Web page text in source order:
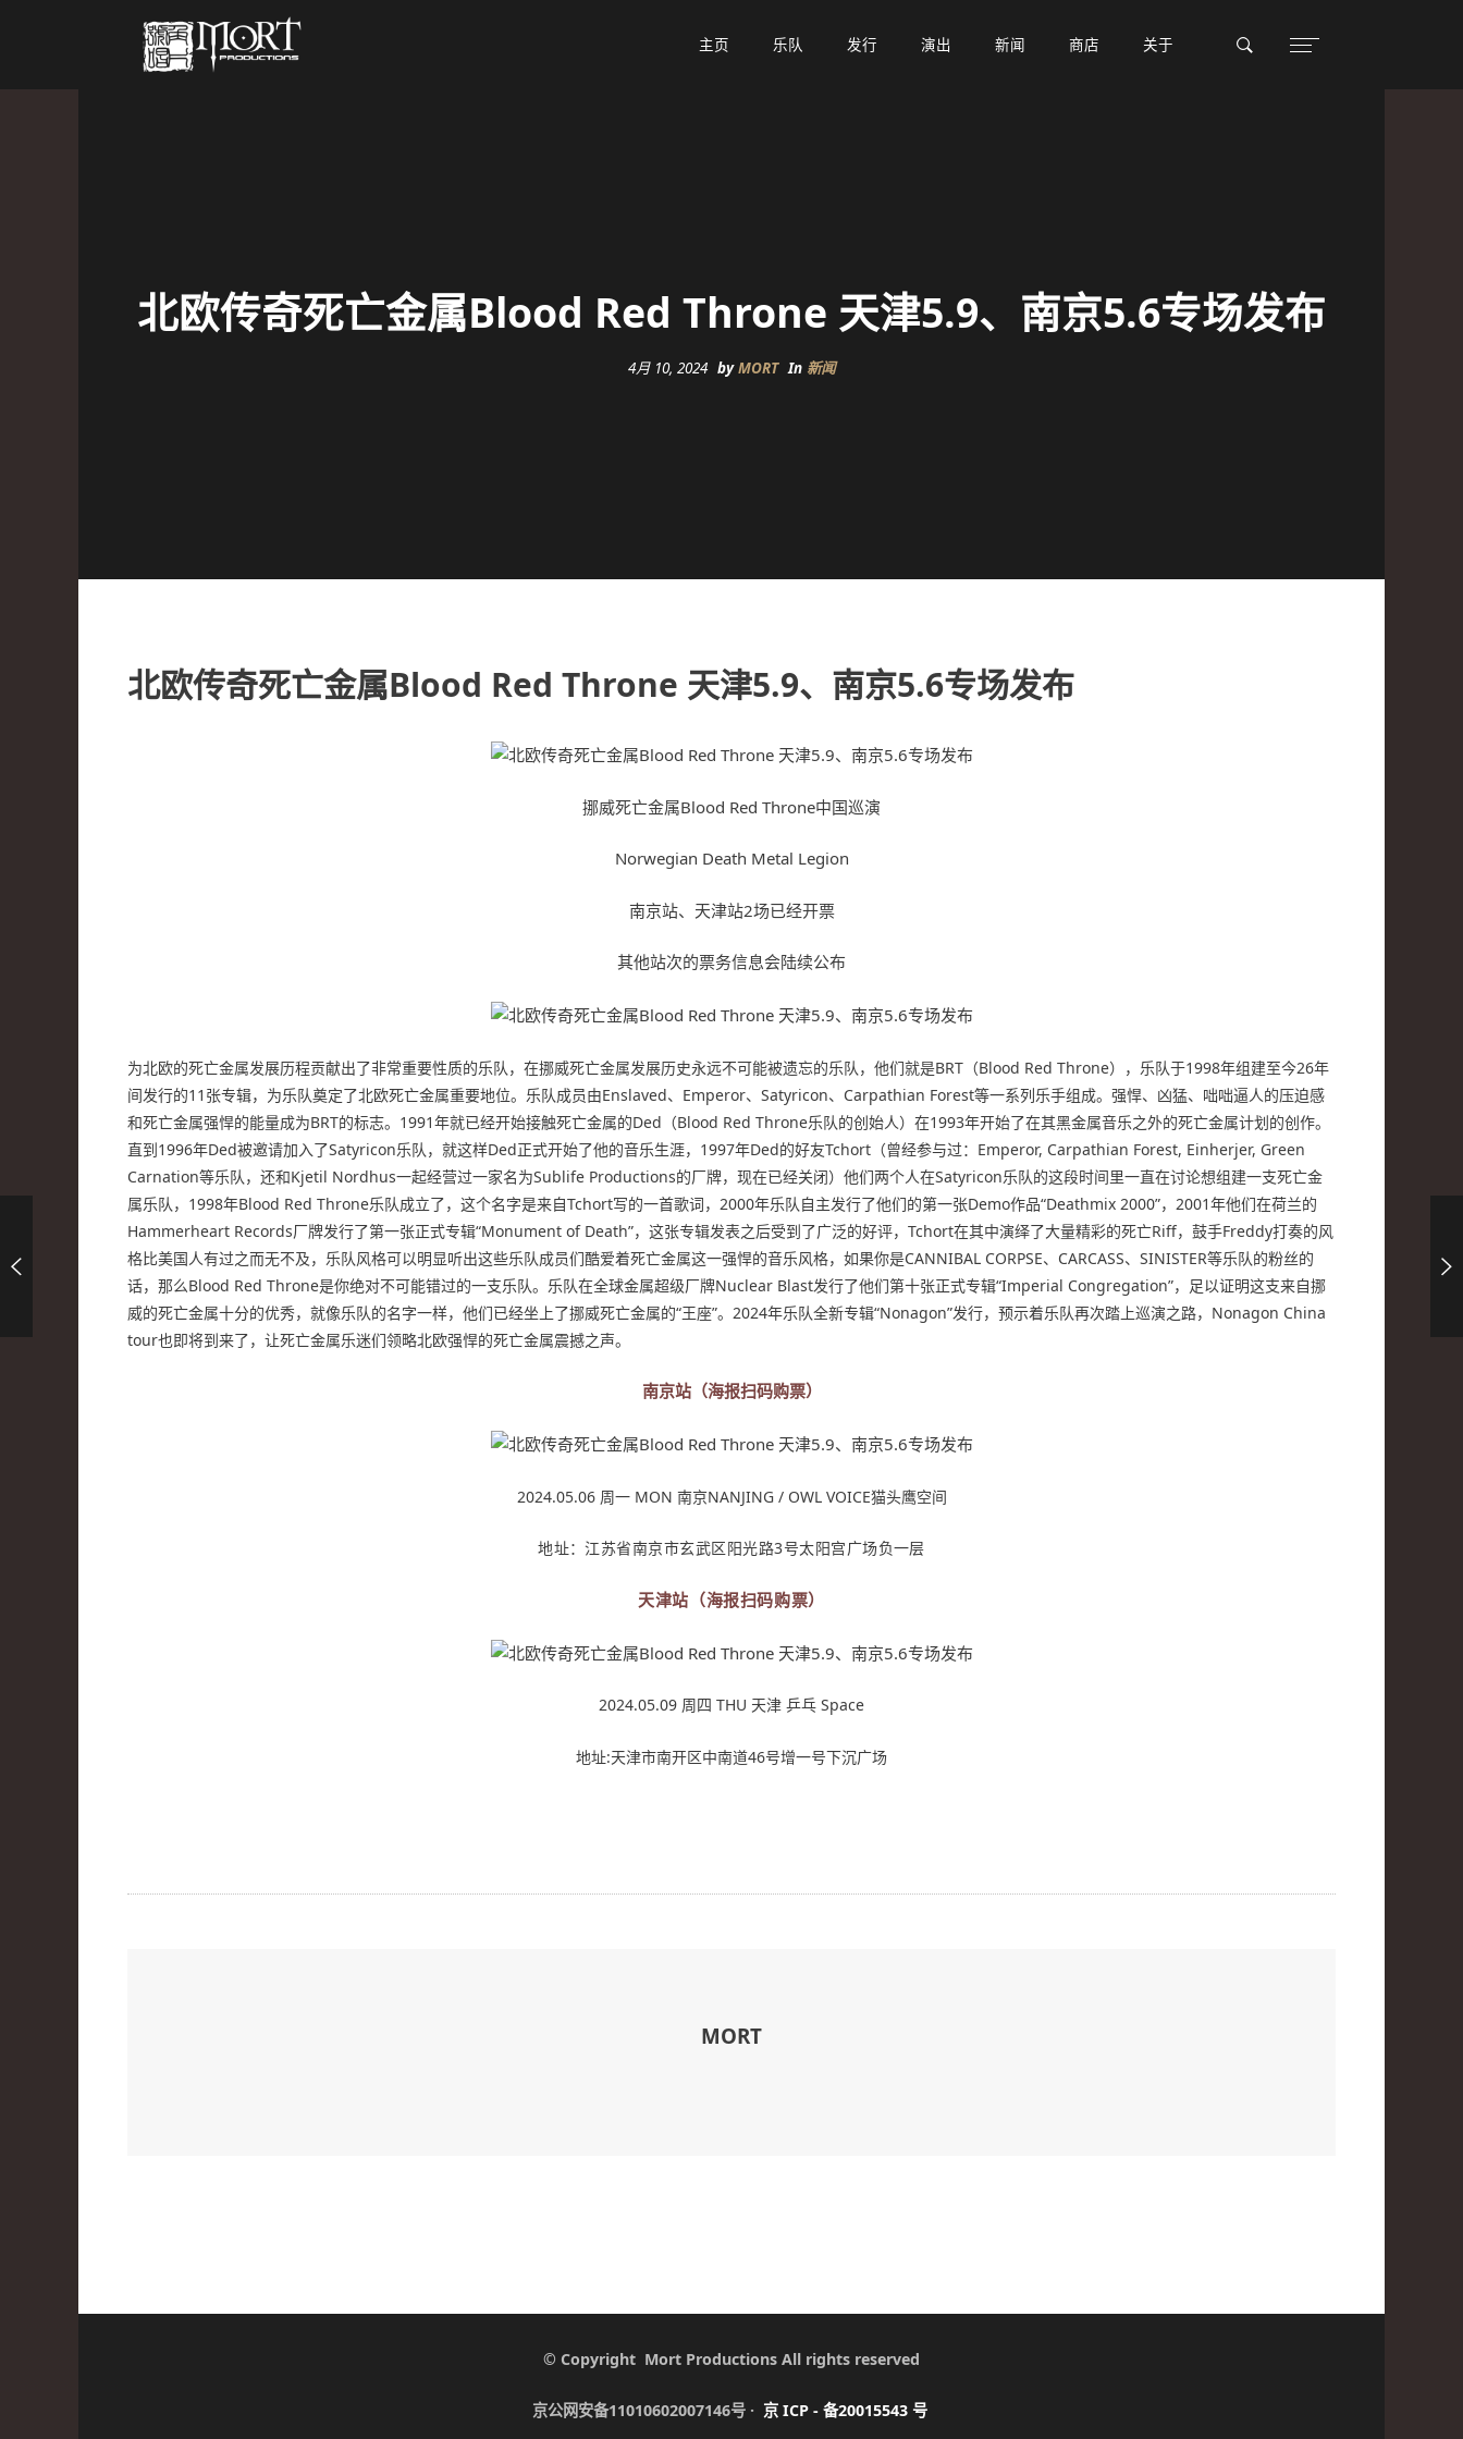
主页
主页 乐队
乐队 发行
发行 演出
演出 新闻
新闻 商店
商店 关于
关于
北欧传奇死亡金属Blood Red Throne 天津5.9、南京5.6专场发布
4月 10, 2024 byMORT In 新闻
北欧传奇死亡金属Blood Red Throne 天津5.9、南京5.6专场发布
挪威死亡金属Blood Red Throne中国巡演
Norwegian Death Metal Legion
南京站、天津站2场已经开票
其他站次的票务信息会陆续公布
为北欧的死亡金属发展历程贡献出了非常重要性质的乐队，在挪威死亡金属发展历史永远不可能被遗忘的乐队，他们就是BRT（Blood Red Throne），乐队于1998年组建至今26年
间发行的11张专辑，为乐队奠定了北欧死亡金属重要地位。乐队成员由Enslaved、Emperor、Satyricon、Carpathian Forest等一系列乐手组成。强悍、凶猛、咄咄逼人的压迫感
和死亡金属强悍的能量成为BRT的标志。1991年就已经开始接触死亡金属的Ded（Blood Red Throne乐队的创始人）在1993年开始了在其黑金属音乐之外的死亡金属计划的创作。
直到1996年Ded被邀请加入了Satyricon乐队，就这样Ded正式开始了他的音乐生涯，1997年Ded的好友Tchort（曾经参与过：Emperor, Carpathian Forest, Einherjer, Green
Carnation等乐队，还和Kjetil Nordhus一起经营过一家名为Sublife Productions的厂牌，现在已经关闭）他们两个人在Satyricon乐队的这段时间里一直在讨论想组建一支死亡金
属乐队，1998年Blood Red Throne乐队成立了，这个名字是来自Tchort写的一首歌词，2000年乐队自主发行了他们的第一张Demo作品“Deathmix 2000”，2001年他们在荷兰的
Hammerheart Records厂牌发行了第一张正式专辑“Monument of Death”，这张专辑发表之后受到了广泛的好评，Tchort在其中演绎了大量精彩的死亡Riff，鼓手Freddy打奏的风
格比美国人有过之而无不及，乐队风格可以明显听出这些乐队成员们酷爱着死亡金属这一强悍的音乐风格，如果你是CANNIBAL CORPSE、CARCASS、SINISTER等乐队的粉丝的
话，那么Blood Red Throne是你绝对不可能错过的一支乐队。乐队在全球金属超级厂牌Nuclear Blast发行了他们第十张正式专辑“Imperial Congregation”，足以证明这支来自挪
威的死亡金属十分的优秀，就像乐队的名字一样，他们已经坐上了挪威死亡金属的“王座”。2024年乐队全新专辑“Nonagon”发行，预示着乐队再次踏上巡演之路，Nonagon China
tour也即将到来了，让死亡金属乐迷们领略北欧强悍的死亡金属震撼之声。
南京站（海报扫码购票）
2024.05.06 周一 MON 南京NANJING / OWL VOICE猫头鹰空间
地址：江苏省南京市玄武区阳光路3号太阳宫广场负一层
天津站（海报扫码购票）
2024.05.09 周四 THU 天津 乒乓 Space
地址:天津市南开区中南道46号增一号下沉广场
MORT
© Copyright Mort Productions All rights reserved
京公网安备11010602007146号 · 京ICP - 备20015543 号